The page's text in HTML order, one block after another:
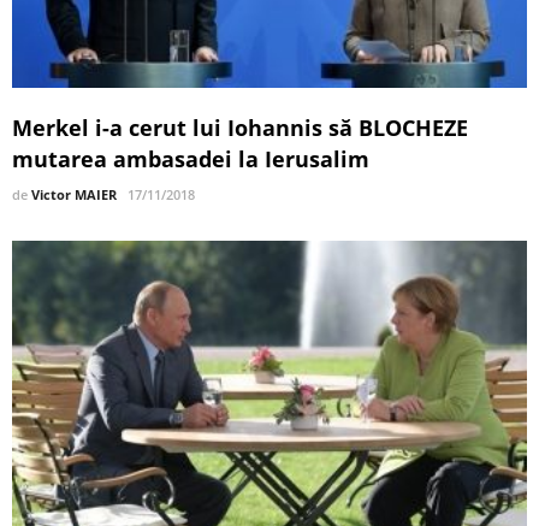
Merkel i-a cerut lui Iohannis să BLOCHEZE
mutarea ambasadei la Ierusalim
de Victor MAIER 17/11/2018